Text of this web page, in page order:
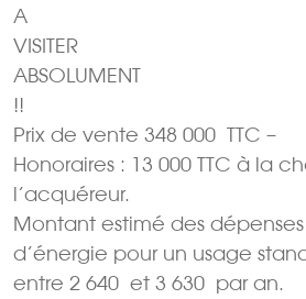
A
VISITER
ABSOLUMENT
!!
Prix de vente 348 000  TTC –
Honoraires : 13 000 TTC à la
l’acquéreur.
Montant estimé des
d’énergie pour un usage
entre 2 640  et 3 630  par an.